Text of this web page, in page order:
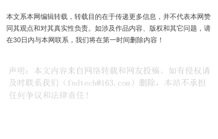
本文系本网编辑转载，转载目的在于传递更多信息，并不代表本网赞
同其观点和对其真实性负责。如涉及作品内容、版权和其它问题，请
在30日内与本网联系，我们将在第一时间删除内容！